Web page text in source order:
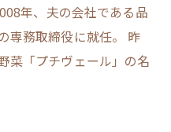
年、夫の会社である品
専務取締役に就任。 昨
菜「プチヴェール」の名